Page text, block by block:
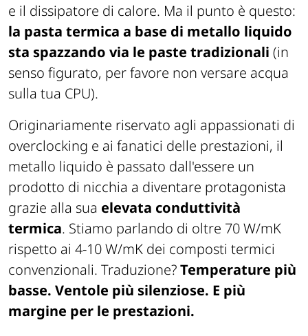
e il dissipatore di calore. Ma il punto è questo:
la pasta termica a base di metallo liquido
sta spazzando via le paste tradizionali (in
senso figurato, per favore non versare acqua
sulla tua CPU).
Originariamente riservato agli appassionati di
overclocking e ai fanatici delle prestazioni, il
metallo liquido è passato dall'essere un
prodotto di nicchia a diventare protagonista
grazie alla sua elevata conduttività
termica. Stiamo parlando di oltre 70 W/mK
rispetto ai 4-10 W/mK dei composti termici
convenzionali. Traduzione?Temperature più
basse. Ventole più silenziose. E più
margine per le prestazioni.